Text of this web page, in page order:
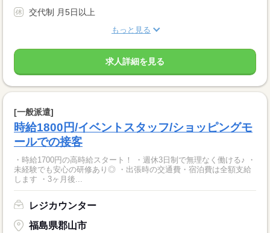
交代制 月5日以上
もっと見る
求人詳細を見る
[一般派遣]
時給1800円/イベントスタッフ/ショッピングモ
ールでの接客
・時給1700円の高時給スタート！ ・週休3日制で無理なく働ける♪ ・
未経験でも安心の研修あり◎ ・出張時の交通費・宿泊費は全額支給
します ・3ヶ月後...
レジカウンター
福島県郡山市